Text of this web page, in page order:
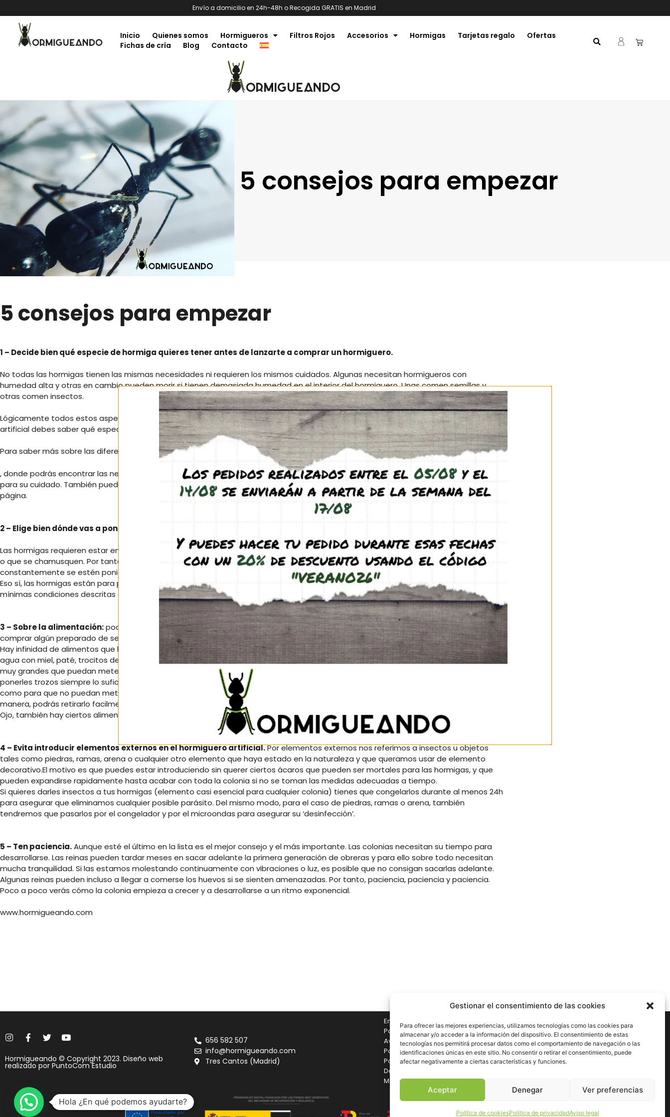
Gestionar el consentimiento de las cookies
Para ofrecer las mejores experiencias, utilizamos tecnologías como las cookies para
almacenar y/o acceder a la información del dispositivo. El consentimiento de estas
tecnologías nos permitirá procesar datos como el comportamiento de navegación o las
identificaciones únicas en este sitio. No consentir o retirar el consentimiento, puede
afectar negativamente a ciertas características y funciones.
Aceptar Denegar Ver preferencias
Política de cookiesPolítica de privacidadAviso legal
Envío a domicilio en 24h-48h o Recogida GRATIS en Madrid
Inicio Quienes somos Hormigueros Filtros Rojos Accesorios Hormigas Tarjetas regalo
Ofertas
Fichas de cría
Blog Contacto
5 consejos para empezar
5 consejos para empezar
1 – Decide bien qué especie de hormiga quieres tener antes de lanzarte a comprar un hormiguero.
No todas las hormigas tienen las mismas necesidades ni requieren los mismos cuidados. Algunas necesitan hormigueros con
humedad alta y otras en cambio pueden morir si tienen demasiada humedad en el interior del hormiguero. Unas comen semillas y
otras comen insectos.
Lógicamente todos estos aspectos influyen mucho a la hora de elegir hormiguero. Por tanto, antes de comprar un hormiguero
artificial debes saber qué especie quieres meter en él.
Para saber más sobre las diferentes especies, recomendamos visitar nuestro apartado de
, donde podrás encontrar las necesidades de humedad y requerimientos de alimentación de cada una, así como algunos consejos
para su cuidado. También puedes pedirnos asesoramiento sin compromiso mediante nuestro sistema de chat que incorpora la
página.
2 – Elige bien dónde vas a poner el hormiguero.
Las hormigas requieren estar en un lugar en el que no tengan muchas vibraciones ni les dé el sol directamente para evitar estresarlas
o que se chamusquen. Por tanto, no es buena idea poner el hormiguero artificial al lado de una ventana ni en algún mueble en el que
constantemente se estén poniendo cosas encima.
Eso sí, las hormigas están para poder observarlas y disfrutarlas, así que ponlas en algún lugar accesible pero que cumplan con las
mínimas condiciones descritas anteriormente.
3 – Sobre la alimentación:podrás mantener tu colonia sin comprar alimento específico (bueno, para las Messor sí tendrías que
comprar algún preparado de semillas).
Hay infinidad de alimentos que les puedes dar a tus hormigas de los que tienes habitualmente en casa, tales como agua con azúcar,
agua con miel, paté, trocitos de jamón york bajo en sal, trocitos de pollo, fruta…Solo tienes que tener en cuenta que si les das trozos
muy grandes que puedan meter en el hormiguero es posible que se pudran y que aparezcan hongos. Por tanto, asegúrate de
ponerles trozos siempre lo suficientemente pequeños para que lo puedan consumir rapidamente, o lo suficientemente grandes
como para que no puedan meterlos en el interior del hormiguero y tengan que comerlo directamente en la caja de forrajeo. De esta
manera, podrás retirarlo facilmente cuando ya no quieran comer más.
Ojo, también hay ciertos alimentos que pueden ser muy dañinos para tus hormigas. Por ejemplo, evita siempre darles café o cítricos.
4 – Evita introducir elementos externos en el hormiguero artificial.Por elementos externos nos referimos a insectos u objetos
tales como piedras, ramas, arena o cualquier otro elemento que haya estado en la naturaleza y que queramos usar de elemento
decorativo.El motivo es que puedes estar introduciendo sin querer ciertos ácaros que pueden ser mortales para las hormigas, y que
pueden expandirse rapidamente hasta acabar con toda la colonia si no se toman las medidas adecuadas a tiempo.
Si quieres darles insectos a tus hormigas (elemento casi esencial para cualquier colonia) tienes que congelarlos durante al menos 24h
para asegurar que eliminamos cualquier posible parásito. Del mismo modo, para el caso de piedras, ramas o arena, también
tendremos que pasarlos por el congelador y por el microondas para asegurar su ‘desinfección’.
5 – Ten paciencia.Aunque esté el último en la lista es el mejor consejo y el más importante. Las colonias necesitan su tiempo para
desarrollarse. Las reinas pueden tardar meses en sacar adelante la primera generación de obreras y para ello sobre todo necesitan
mucha tranquilidad. Si las estamos molestando continuamente con vibraciones o luz, es posible que no consigan sacarlas adelante.
Algunas reinas pueden incluso a llegar a comerse los huevos si se sienten amenazadas. Por tanto, paciencia, paciencia y paciencia.
Poco a poco verás cómo la colonia empieza a crecer y a desarrollarse a un ritmo exponencial.
www.hormigueando.com
Hormigueando © Copyright 2023. Diseño web
realizado por PuntoCom Estudio
656 582 507
info@hormigueando.com
Tres Cantos (Madrid)
Envíos y Devoluciones
Pago seguro
Aviso legal
Política de cookies
Política de privacidad
Declaración de accesibilidad
Mapa del sitio
Hola ¿En qué podemos ayudarte?